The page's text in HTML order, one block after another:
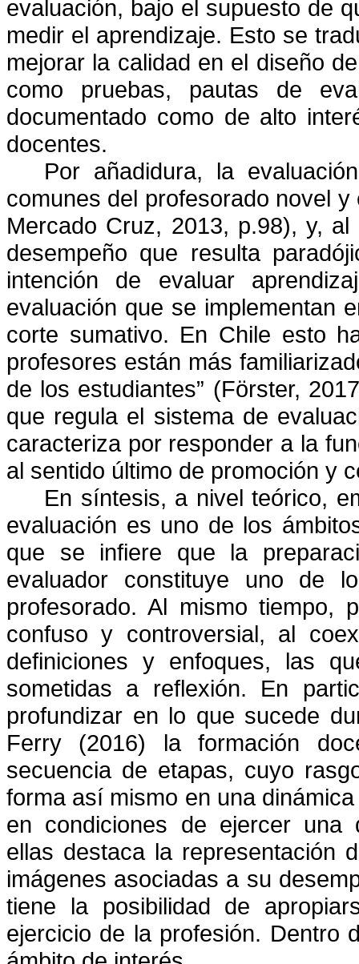
evaluación, bajo el supuesto de
medir el aprendizaje. Esto se
mejorar la calidad en el diseño
como pruebas, pautas de
documentado como de alto
docentes.
Por añadidura, la
comunes del profesorado novel
Mercado Cruz, 2013, p.98), y,
desempeño que resulta
intención de evaluar
evaluación que se implementan
corte sumativo. En Chile esto
profesores están más
de los estudiantes” (Förster,
que regula el sistema de
caracteriza por responder a la
al sentido último de promoción y
En síntesis, a nivel teórico,
evaluación es uno de los
que se infiere que la
evaluador constituye uno de
profesorado. Al mismo tiempo,
confuso y controversial, al
definiciones y enfoques, las
sometidas a reflexión. En
profundizar en lo que sucede
Ferry (2016) la formación
secuencia de etapas, cuyo
forma así mismo en una
en condiciones de ejercer una
ellas destaca la representación
imágenes asociadas a su
tiene la posibilidad de
ejercicio de la profesión. Dentro